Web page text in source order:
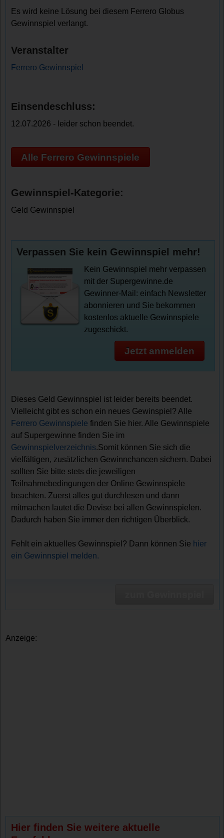
Es wird keine Lösung bei diesem Ferrero Globus
Gewinnspiel verlangt.
Veranstalter
Ferrero Gewinnspiel
Einsendeschluss:
12.07.2026 - leider schon beendet.
Alle Ferrero Gewinnspiele
Gewinnspiel-Kategorie:
Geld Gewinnspiel
Verpassen Sie kein Gewinnspiel mehr!
Kein Gewinnspiel mehr verpassen
mit der Supergewinne.de
Gewinner-Mail: einfach Newsletter
abonnieren und Sie bekommen
kostenlos aktuelle Gewinnspiele
zugeschickt.
Jetzt anmelden
Dieses Geld Gewinnspiel ist leider bereits beendet.
Vielleicht gibt es schon ein neues Gewinspiel? Alle
Ferrero Gewinnspiele finden Sie hier. Alle Gewinnspiele
auf Supergewinne finden Sie im
Gewinnspielverzeichnis.Somit können Sie sich die
vielfältigen, zusätzlichen Gewinnchancen sichern. Dabei
sollten Sie bitte stets die jeweiligen
Teilnahmebedingungen der Online Gewinnspiele
beachten. Zuerst alles gut durchlesen und dann
mitmachen lautet die Devise bei allen Gewinnspielen.
Dadurch haben Sie immer den richtigen Überblick.
Fehlt ein aktuelles Gewinnspiel? Dann können Sie hier
ein Gewinnspiel melden.
Anzeige:
Hier finden Sie weitere aktuelle